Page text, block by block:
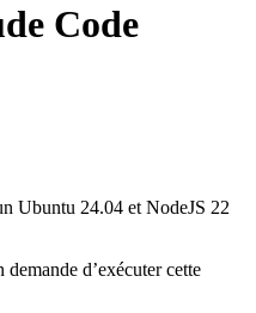
Code
Ubuntu 24.04 et NodeJS 22
d’exécuter cette